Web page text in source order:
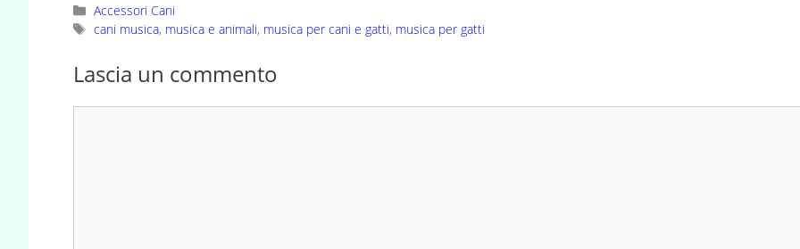
Categorie
Accessori Cani
Tag
cani musica, musica e animali, musica per cani e gatti, musica per gatti
Lascia un commento